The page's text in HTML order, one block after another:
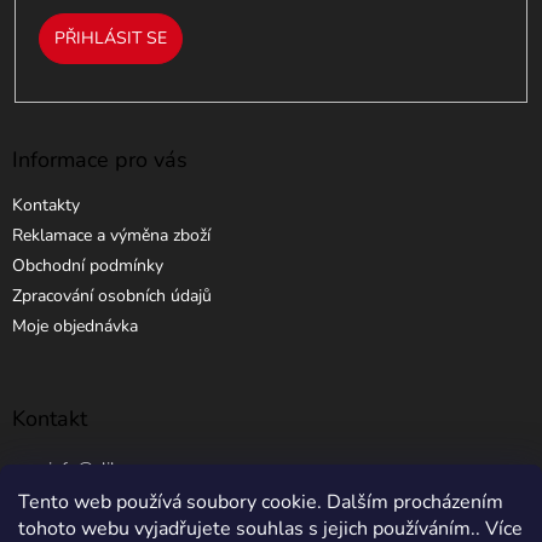
Tento web používá soubory cookie. Dalším procházením
tohoto webu vyjadřujete souhlas s jejich používáním.. Více
PŘIHLÁSIT SE
Informace pro vás
Kontakty
Reklamace a výměna zboží
Obchodní podmínky
Zpracování osobních údajů
Moje objednávka
Kontakt
info @ elibros.cz
+420 734 184 444